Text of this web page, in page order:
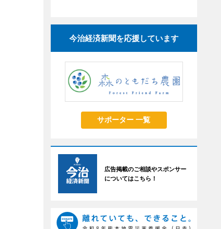
今治経済新聞を応援しています
サポーター 一覧
広告掲載のご相談やスポンサー
についてはこちら！